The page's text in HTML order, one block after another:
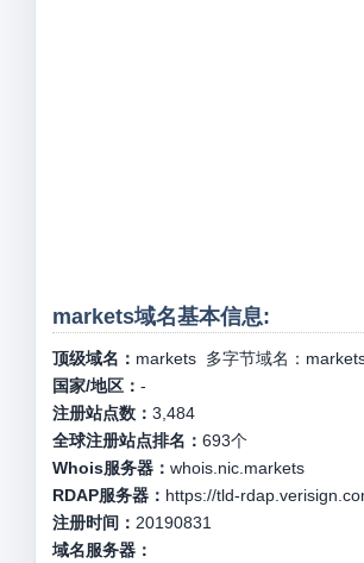
markets域名基本信息:
顶级域名： markets多字节域名：
国家/地区： -
注册站点数： 3,484
全球注册站点排名： 693个
Whois服务器： whois.nic.markets
RDAP服务器： https://tld-
注册时间： 20190831
域名服务器：